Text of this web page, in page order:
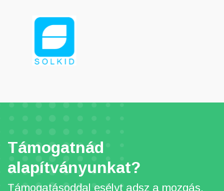
Támogatnád
alapítványunkat?
Támogatásoddal esélyt adsz a mozgás,